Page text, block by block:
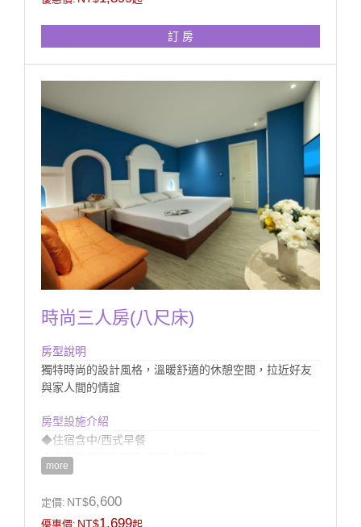
訂 房
時尚三人房(八尺床)
房型說明
獨特時尚的設計風格，溫暖舒適的休憩空間，拉近好友
與家人間的情誼
房型設施介紹
◆住宿含中/西式早餐
◆此組房型配有硬床(無獨立車庫)
◆提供館內室外電腦監控停車場
◆房內衛浴提供浴缸(無溫泉)
more
定價: NT$6,600
優惠價: NT$1,699起